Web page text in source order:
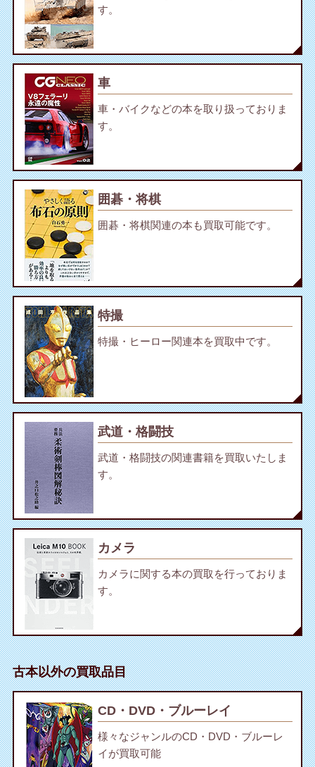
す。
車
車・バイクなどの本を取り扱っておりま
す。
囲碁・将棋
囲碁・将棋関連の本も買取可能です。
特撮
特撮・ヒーロー関連本を買取中です。
武道・格闘技
武道・格闘技の関連書籍を買取いたしま
す。
カメラ
カメラに関する本の買取を行っておりま
す。
古本以外の買取品目
CD・DVD・ブルーレイ
様々なジャンルのCD・DVD・ブルーレ
イが買取可能